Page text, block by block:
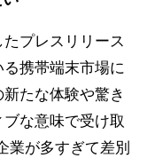
プレスリリース
携帯端末市場に
たな体験や驚き
な意味で受け取
業が多すぎて差別